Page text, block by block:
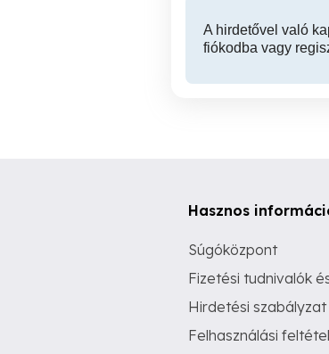
A hirdetővel való
fiókodba vagy
Hasznos
Súgóközpont
Fizetési tudnivalók
Hirdetési szabályzat
Felhasználási